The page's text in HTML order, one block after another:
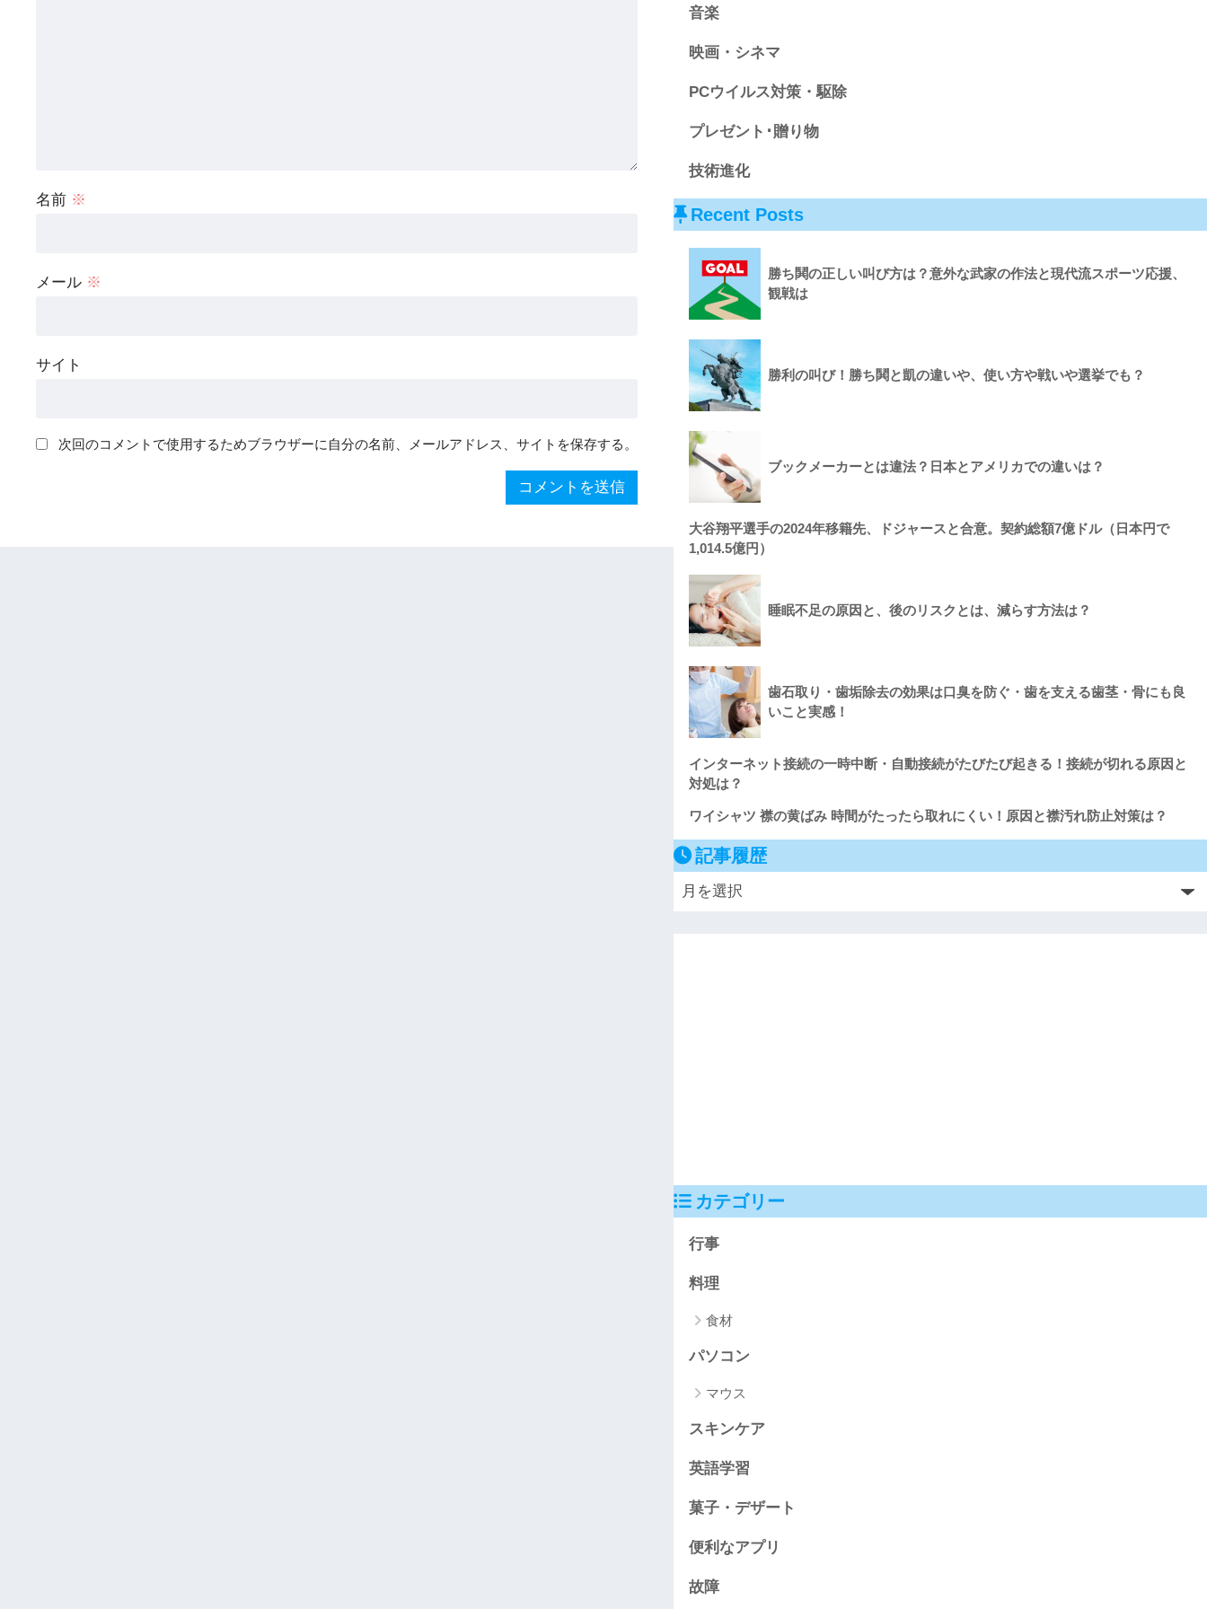
名前 ※
メール ※
サイト
次回のコメントで使用するためブラウザーに自分の名前、メールアドレス、サイトを保存する。
音楽
映画・シネマ
PCウイルス対策・駆除
プレゼント･贈り物
技術進化
Recent Posts
勝ち鬨の正しい叫び方は？意外な武家の作法と現代流スポーツ応援、
観戦は
勝利の叫び！勝ち鬨と凱の違いや、使い方や戦いや選挙でも？
ブックメーカーとは違法？日本とアメリカでの違いは？
大谷翔平選手の2024年移籍先、ドジャースと合意。契約総額7億ドル（日本円で
1,014.5億円）
睡眠不足の原因と、後のリスクとは、減らす方法は？
歯石取り・歯垢除去の効果は口臭を防ぐ・歯を支える歯茎・骨にも良
いこと実感！
インターネット接続の一時中断・自動接続がたびたび起きる！接続が切れる原因と
対処は？
ワイシャツ 襟の黄ばみ 時間がたったら取れにくい！原因と襟汚れ防止対策は？
記事履歴
カテゴリー
行事
料理
食材
パソコン
マウス
スキンケア
英語学習
菓子・デザート
便利なアプリ
故障